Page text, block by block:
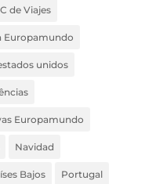
C de Viajes
Europamundo
unidos
Europamundo
Navidad
Bajos Portugal